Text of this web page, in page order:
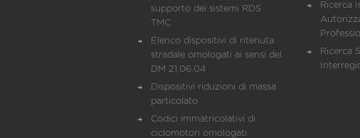
supporto dei sistemi RDS
TMC
Elenco dispositivi di ritenuta
stradale omologati ai sensi del
DM 21.06.04
Dispositivi riduzioni di massa
particolato
Codici immatricolativi di
ciclomotori omologati
Ricerca
Ricerca